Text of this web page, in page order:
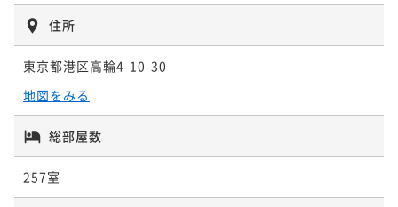
住所
東京都港区高輪4-10-30
地図をみる
総部屋数
257室